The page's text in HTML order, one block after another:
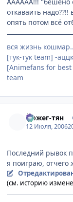
АААААА!!! "бешено
откаваить
опять потом всё
вся жизнь
[тук-тук team] -
[Animefans for
team
Йожег-тян
12 Июля, 2006
Последний рывок
я поиграю, отчего
(см. историю